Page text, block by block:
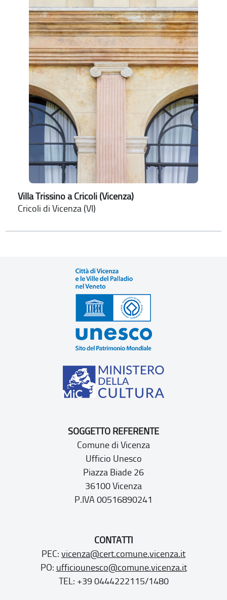
Villa Trissino a Cricoli (Vicenza)
Cricoli di Vicenza (VI)
SOGGETTO REFERENTE
Comune di Vicenza
Ufficio Unesco
Piazza Biade 26
36100 Vicenza
P.IVA 00516890241
CONTATTI
PEC: vicenza@cert.comune.vicenza.it
PO: ufficiounesco@comune.vicenza.it
TEL: +39 0444222115/1480